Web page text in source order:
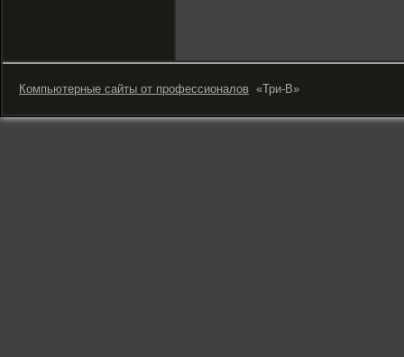
Компьютерные сайты от профессионалов «Три-В»